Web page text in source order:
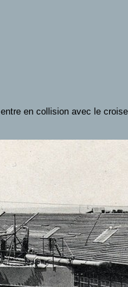
entre en collision avec le